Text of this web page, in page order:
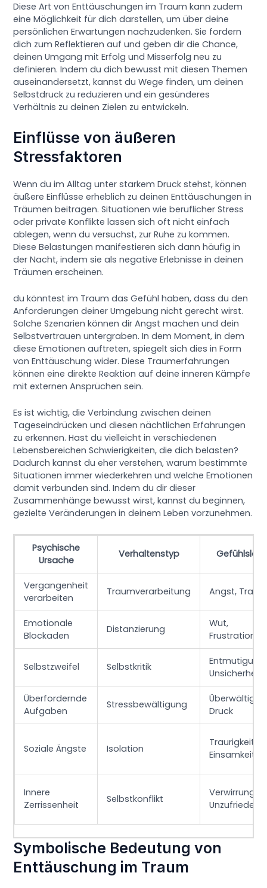
Diese Art von Enttäuschungen im Traum kann zudem
eine Möglichkeit für dich darstellen, um über deine
persönlichen Erwartungen nachzudenken. Sie fordern
dich zum Reflektieren auf und geben dir die Chance,
deinen Umgang mit Erfolg und Misserfolg neu zu
definieren. Indem du dich bewusst mit diesen Themen
auseinandersetzt, kannst du Wege finden, um deinen
Selbstdruck zu reduzieren und ein gesünderes
Verhältnis zu deinen Zielen zu entwickeln.
Einflüsse von äußeren
Stressfaktoren
Wenn du im Alltag unter starkem Druck stehst, können
äußere Einflüsse erheblich zu deinen Enttäuschungen in
Träumen beitragen. Situationen wie beruflicher Stress
oder private Konflikte lassen sich oft nicht einfach
ablegen, wenn du versuchst, zur Ruhe zu kommen.
Diese Belastungen manifestieren sich dann häufig in
der Nacht, indem sie als negative Erlebnisse in deinen
Träumen erscheinen.
du könntest im Traum das Gefühl haben, dass du den
Anforderungen deiner Umgebung nicht gerecht wirst.
Solche Szenarien können dir Angst machen und dein
Selbstvertrauen untergraben. In dem Moment, in dem
diese Emotionen auftreten, spiegelt sich dies in Form
von Enttäuschung wider. Diese Traumerfahrungen
können eine direkte Reaktion auf deine inneren Kämpfe
mit externen Ansprüchen sein.
Es ist wichtig, die Verbindung zwischen deinen
Tageseindrücken und diesen nächtlichen Erfahrungen
zu erkennen. Hast du vielleicht in verschiedenen
Lebensbereichen Schwierigkeiten, die dich belasten?
Dadurch kannst du eher verstehen, warum bestimmte
Situationen immer wiederkehren und welche Emotionen
damit verbunden sind. Indem du dir dieser
Zusammenhänge bewusst wirst, kannst du beginnen,
gezielte Veränderungen in deinem Leben vorzunehmen.
Psychische
Ursache
Verhaltenstyp
Vergangenheit
verarbeiten
Traumverarbeitung Angst, Trauer
Emotionale
Blockaden
Distanzierung
Wut,
Frustration
Selbstzweifel Selbstkritik
Entmutigung,
Unsicherheit
Überfordernde
Aufgaben
Stressbewältigung
Druck
Soziale Ängste Isolation
Traurigkeit,
Einsamkeit
Innere
Zerrissenheit
Selbstkonflikt
Verwirrung,
Symbolische Bedeutung von
Enttäuschung im Traum